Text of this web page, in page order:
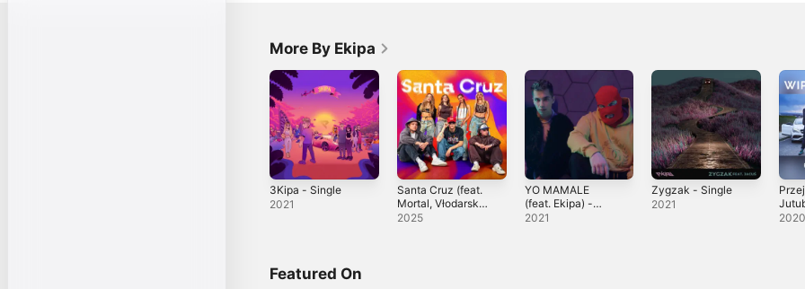
More By Ekipa
3Kipa - Single
2021
Santa Cruz (feat.
Mortal, Vłodarski
& Świeży) -
2025
YO MAMALE
(feat. Ekipa) -
Single
2021
Zygzak - Single
2021
Single
2020
Featured On